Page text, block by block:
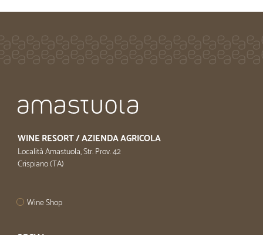
WINE RESORT / AZIENDA AGRICOLA
Località Amastuola, Str. Prov. 42
Crispiano (TA)
Wine Shop